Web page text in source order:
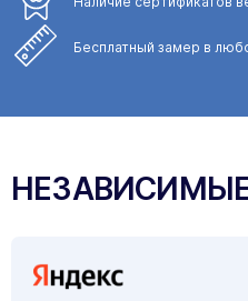
Бесплатный замер в